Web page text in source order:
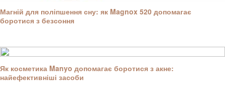
Магній для поліпшення сну: як Magnox 520 допомагає
боротися з безсоння
Як косметика Manyo допомагає боротися з акне:
найефективніші засоби